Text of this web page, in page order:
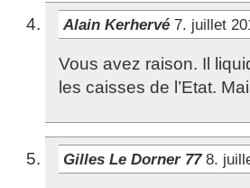
Alain Kerhervé 7. juillet
Vous avez raison. Il
les caisses de l’Etat.
Gilles Le Dorner 77 8.